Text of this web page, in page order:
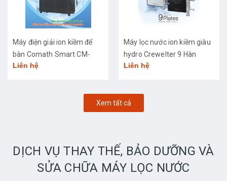
Máy điện giải ion kiềm để
bàn Comath Smart CM-
3668
Liên hệ
Máy lọc nước ion kiềm giàu
hydro Crewelter 9 Hàn
Quốc
Liên hệ
Xem tất cả
DỊCH VỤ THAY THẾ, BẢO DƯỠNG VÀ
SỬA CHỮA MÁY LỌC NƯỚC